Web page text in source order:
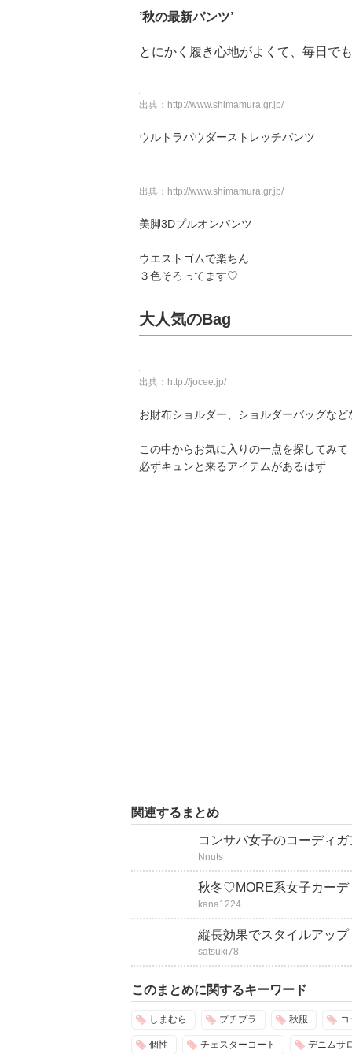
’秋の最新パンツ’
とにかく履き心地がよくて、毎日で
出典： http://www.shimamura.gr.jp/
ウルトラパウダーストレッチパンツ
出典： http://www.shimamura.gr.jp/
美脚3Dプルオンパンツ
ウエストゴムで楽ちん
３色そろってます♡
大人気のBag
出典： http://jocee.jp/
お財布ショルダー、ショルダーバッグなど
この中からお気に入りの一点を探してみて
必ずキュンと来るアイテムがあるはず
関連するまとめ
コンサバ女子のコーディ
Nnuts
秋冬♡MORE系女子カーデ
kana1224
縦長効果でスタイルアッ
satsuki78
このまとめに関するキーワード
しまむら プチプラ 秋服 コ
個性 チェスターコート デニムサ